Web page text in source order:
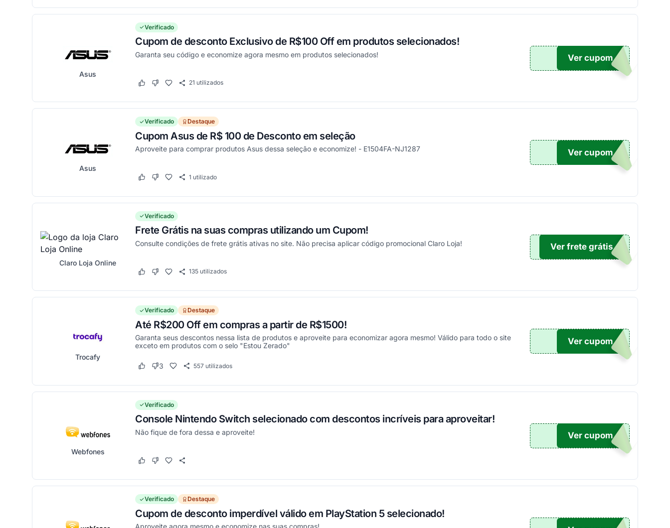
Asus
Verificado
Cupom de desconto Exclusivo de R$100 Off em produtos selecionados!
Garanta seu código e economize agora mesmo em produtos selecionados!
Este cupom funcionou
Este cupom não funcionou
21 utilizados
100
Ver cupom
Asus
Verificado Destaque
Cupom Asus de R$ 100 de Desconto em seleção
Aproveite para comprar produtos Asus dessa seleção e economize! - E1504FA-NJ1287
Este cupom funcionou
Este cupom não funcionou
1 utilizado
100
Ver cupom
Claro Loja Online
Verificado
Frete Grátis na suas compras utilizando um Cupom!
Consulte condições de frete grátis ativas no site. Não precisa aplicar código promocional Claro Loja!
Este cupom funcionou
Este cupom não funcionou
135 utilizados
TICO
Ver frete grátis
Trocafy
Verificado Destaque
Até R$200 Off em compras a partir de R$1500!
Garanta seus descontos nessa lista de produtos e aproveite para economizar agora mesmo! Válido para todo o site
exceto em produtos com o selo "Estou Zerado"
Este cupom funcionou
Este cupom não funcionou
3 557 utilizados
ONTO
Ver cupom
Webfones
Verificado
Console Nintendo Switch selecionado com descontos incríveis para aproveitar!
Não fique de fora dessa e aproveite!
Este cupom funcionou
Este cupom não funcionou
O100
Ver cupom
Verificado Destaque
Cupom de desconto imperdível válido em PlayStation 5 selecionado!